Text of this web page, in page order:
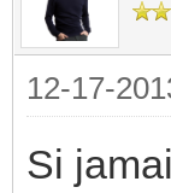
12-17-
Si